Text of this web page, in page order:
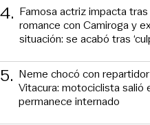
4. Famosa actriz impacta
romance con Camiroga y
situación: se acabó tras
5. Neme chocó con
Vitacura: motociclista salió
permanece internado